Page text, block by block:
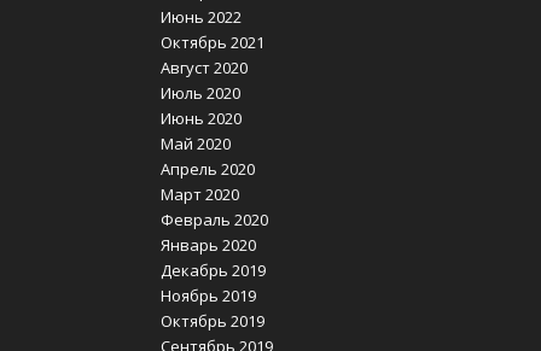
Июнь 2022
Октябрь 2021
Август 2020
Июль 2020
Июнь 2020
Май 2020
Апрель 2020
Март 2020
Февраль 2020
Январь 2020
Декабрь 2019
Ноябрь 2019
Октябрь 2019
Сентябрь 2019